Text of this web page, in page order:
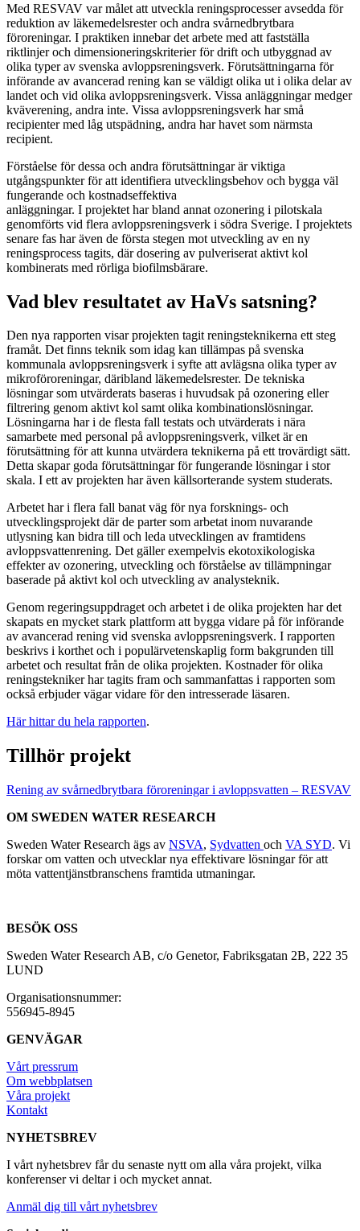
Med RESVAV var målet att utveckla reningsprocesser avsedda för
reduktion av läkemedelsrester och andra svårnedbrytbara
föroreningar. I praktiken innebar det arbete med att fastställa
riktlinjer och dimensioneringskriterier för drift och utbyggnad av
olika typer av svenska avloppsreningsverk. Förutsättningarna för
införande av avancerad rening kan se väldigt olika ut i olika delar av
landet och vid olika avloppsreningsverk. Vissa anläggningar medger
kväverening, andra inte. Vissa avloppsreningsverk har små
recipienter med låg utspädning, andra har havet som närmsta
recipient.
Förståelse för dessa och andra förutsättningar är viktiga
utgångspunkter för att identifiera utvecklingsbehov och bygga väl
fungerande och kostnadseffektiva
anläggningar. I projektet har bland annat ozonering i pilotskala
genomförts vid flera avloppsreningsverk i södra Sverige. I projektets
senare fas har även de första stegen mot utveckling av en ny
reningsprocess tagits, där dosering av pulveriserat aktivt kol
kombinerats med rörliga biofilmsbärare.
Vad blev resultatet av HaVs satsning?
Den nya rapporten visar projekten tagit reningsteknikerna ett steg
framåt. Det finns teknik som idag kan tillämpas på svenska
kommunala avloppsreningsverk i syfte att avlägsna olika typer av
mikroföroreningar, däribland läkemedelsrester. De tekniska
lösningar som utvärderats baseras i huvudsak på ozonering eller
filtrering genom aktivt kol samt olika kombinationslösningar.
Lösningarna har i de flesta fall testats och utvärderats i nära
samarbete med personal på avloppsreningsverk, vilket är en
förutsättning för att kunna utvärdera teknikerna på ett trovärdigt sätt.
Detta skapar goda förutsättningar för fungerande lösningar i stor
skala. I ett av projekten har även källsorterande system studerats.
Arbetet har i flera fall banat väg för nya forsknings- och
utvecklingsprojekt där de parter som arbetat inom nuvarande
utlysning kan bidra till och leda utvecklingen av framtidens
avloppsvattenrening. Det gäller exempelvis ekotoxikologiska
effekter av ozonering, utveckling och förståelse av tillämpningar
baserade på aktivt kol och utveckling av analysteknik.
Genom regeringsuppdraget och arbetet i de olika projekten har det
skapats en mycket stark plattform att bygga vidare på för införande
av avancerad rening vid svenska avloppsreningsverk. I rapporten
beskrivs i korthet och i populärvetenskaplig form bakgrunden till
arbetet och resultat från de olika projekten. Kostnader för olika
reningstekniker har tagits fram och sammanfattas i rapporten som
också erbjuder vägar vidare för den intresserade läsaren.
Här hittar du hela rapporten.
Tillhör projekt
Rening av svårnedbrytbara föroreningar i avloppsvatten – RESVAV
OM SWEDEN WATER RESEARCH
Sweden Water Research ägs av NSVA, Sydvatten och VA SYD. Vi
forskar om vatten och utvecklar nya effektivare lösningar för att
möta vattentjänstbranschens framtida utmaningar.
BESÖK OSS
Sweden Water Research AB, c/o Genetor, Fabriksgatan 2B, 222 35
LUND
Organisationsnummer:
556945-8945
GENVÄGAR
Vårt pressrum
Om webbplatsen
Våra projekt
Kontakt
NYHETSBREV
I vårt nyhetsbrev får du senaste nytt om alla våra projekt, vilka
konferenser vi deltar i och mycket annat.
Anmäl dig till vårt nyhetsbrev